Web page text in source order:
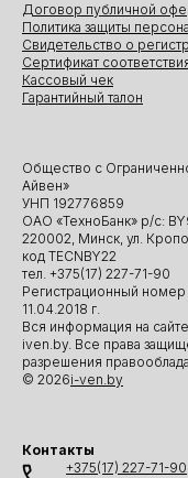
Общество с
Айвен»
УНП 192776859
ОАО «ТехноБанк» р/с:
220002, Минск, ул.
код TECNBY22
тел. +375(17) 227-71-90
Регистрационный
11.04.2018 г.
Вся информация на
iven.by. Все права
разрешения
© 2026i-ven.by
Договор публичной
Политика защиты
Свидетельство о
Сертификат
Кассовый чек
Гарантийный талон
Контакты
+375(17) 227-71-90